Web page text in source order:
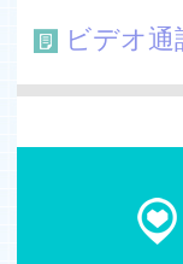
である事をアピ
と異性からタイ
◆似顔絵機能
ハピメではあな
ビデオ通